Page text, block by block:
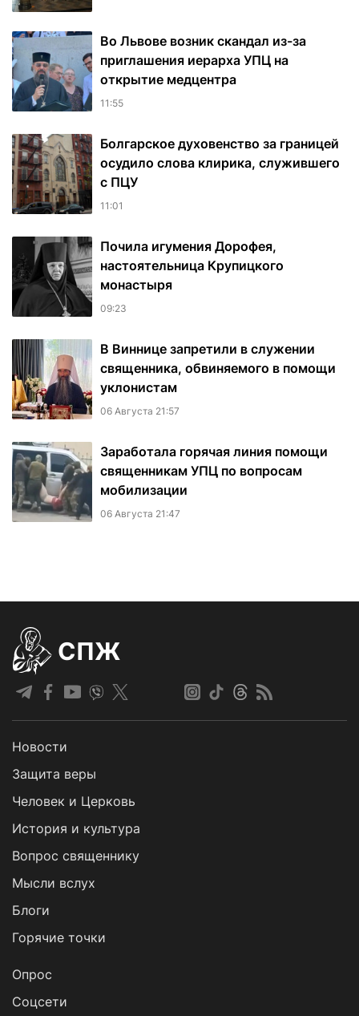
Во Львове возник скандал из-за
приглашения иерарха УПЦ на
открытие медцентра
11:55
Болгарское духовенство за границей
осудило слова клирика, служившего
с ПЦУ
11:01
Почила игумения Дорофея,
настоятельница Крупицкого
монастыря
09:23
В Виннице запретили в служении
священника, обвиняемого в помощи
уклонистам
06 Августа 21:57
Заработала горячая линия помощи
священникам УПЦ по вопросам
мобилизации
06 Августа 21:47
СПЖ
Новости
Защита веры
Человек и Церковь
История и культура
Вопрос священнику
Мысли вслух
Блоги
Горячие точки
Опрос
Cоцсети